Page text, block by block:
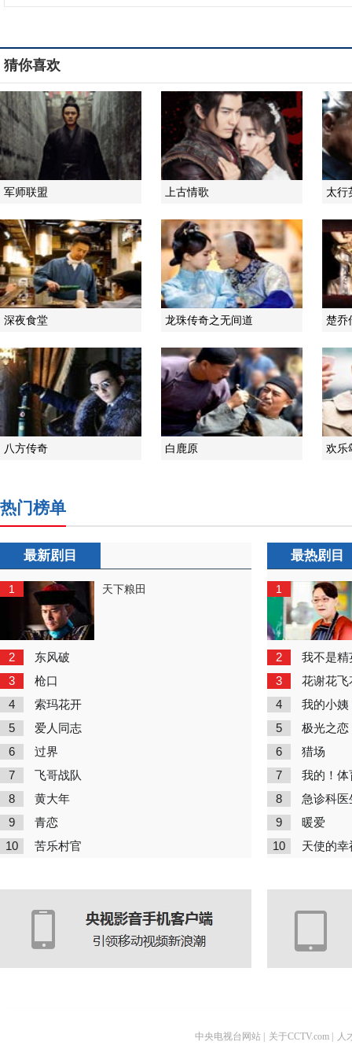
猜你喜欢
军师联盟 上古情歌 太行
深夜食堂 龙珠传奇之无间道 楚乔
八方传奇 白鹿原 欢乐
热门榜单
最新剧目
1 天下粮田
2 东风破
3 枪口
4 索玛花开
5 爱人同志
6 过界
7 飞哥战队
8 黄大年
9 青恋
10 苦乐村官
最热剧目
1
2 我不是精
3 花谢花飞
4 我的小姨
5 极光之恋
6 猎场
7 我的！体
8 急诊科医
9 暖爱
10 天使的幸
中央电视台网站 关于CCTV.com 人